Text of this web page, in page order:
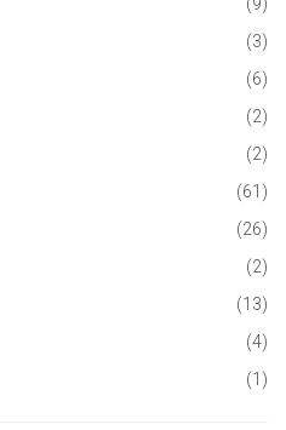
(3)
(6)
(2)
(2)
(61)
(26)
(2)
(13)
(4)
(1)